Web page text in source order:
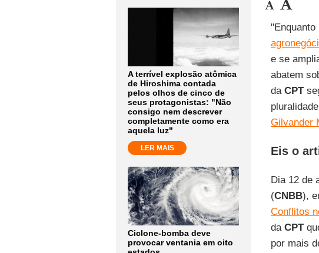
A terrível explosão atômica
de Hiroshima contada
pelos olhos de cinco de
seus protagonistas: "Não
consigo nem descrever
completamente como era
aquela luz"
LER MAIS
Ciclone-bomba deve
provocar ventania em oito
e se
abatem
da CPT
Gilvander
Eis o
Dia 12 de
(CNBB),
Conflitos
da CPT
por mais